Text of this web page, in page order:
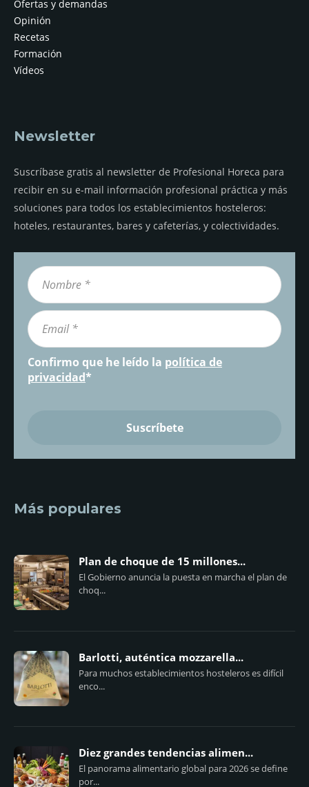
Ofertas y demandas
Opinión
Recetas
Formación
Vídeos
Newsletter
Suscríbase gratis al newsletter de Profesional Horeca para
recibir en su e-mail información profesional práctica y más
soluciones para todos los establecimientos hosteleros:
hoteles, restaurantes, bares y cafeterías, y colectividades.
Confirmo que he leído la política de
privacidad*
Más populares
Plan de choque de 15 millones...
El Gobierno anuncia la puesta en marcha el plan de
choq...
Barlotti, auténtica mozzarella...
Para muchos establecimientos hosteleros es difícil
enco...
Diez grandes tendencias alimen...
El panorama alimentario global para 2026 se define
por...